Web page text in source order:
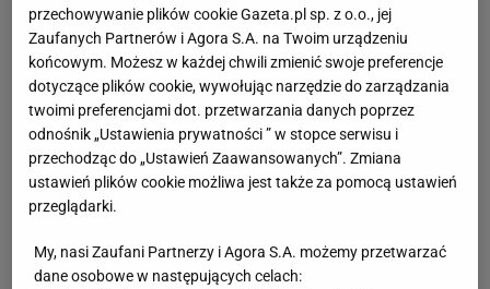
przechowywanie plików cookie Gazeta.pl sp. z o.o., jej
Zaufanych Partnerów i Agora S.A. na Twoim urządzeniu
końcowym. Możesz w każdej chwili zmienić swoje preferencje
dotyczące plików cookie, wywołując narzędzie do zarządzania
twoimi preferencjami dot. przetwarzania danych poprzez
odnośnik „Ustawienia prywatności ” w stopce serwisu i
przechodząc do „Ustawień Zaawansowanych”. Zmiana
ustawień plików cookie możliwa jest także za pomocą ustawień
przeglądarki.
My, nasi Zaufani Partnerzy i Agora S.A. możemy przetwarzać
dane osobowe w następujących celach: